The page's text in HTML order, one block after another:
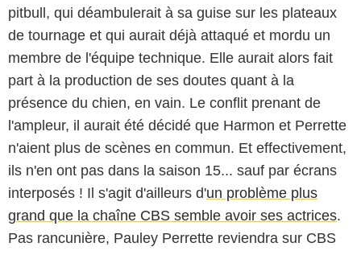
pitbull, qui déambulerait à sa guise sur les plateaux
de tournage et qui aurait déjà attaqué et mordu un
membre de l'équipe technique. Elle aurait alors fait
part à la production de ses doutes quant à la
présence du chien, en vain. Le conflit prenant de
l'ampleur, il aurait été décidé que Harmon et Perrette
n'aient plus de scènes en commun. Et effectivement,
ils n'en ont pas dans la saison 15... sauf par écrans
interposés ! Il s'agit d'ailleurs d'un problème plus
grand que la chaîne CBS semble avoir ses actrices.
Pas rancunière, Pauley Perrette reviendra sur CBS